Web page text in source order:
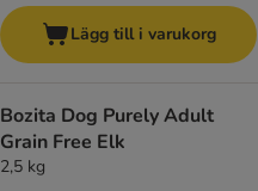
Lägg till i varukorg
Bozita Dog Purely Adult
Grain Free Elk
2,5 kg